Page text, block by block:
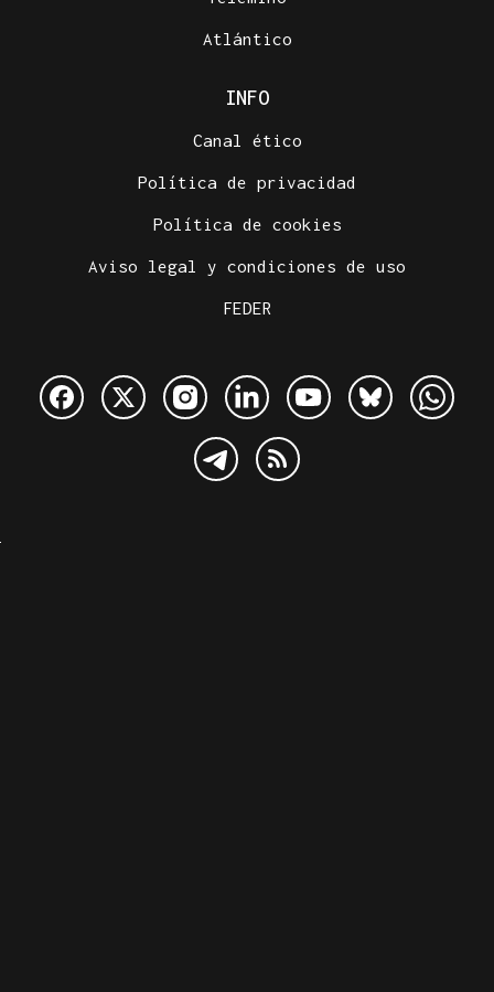
Atlántico
INFO
Canal ético
Política de privacidad
Política de cookies
Aviso legal y condiciones de uso
FEDER